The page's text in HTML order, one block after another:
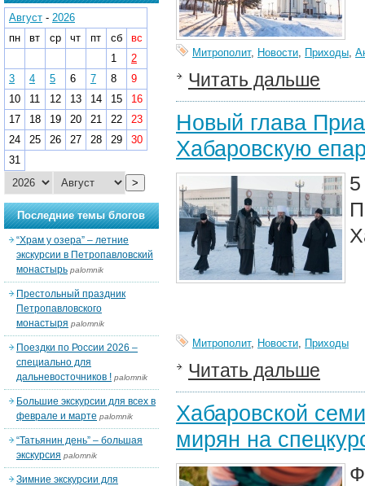
Митрополит, Новости, Приходы,
Читать дальше
Новый глава
Хабаровскую
Митрополит, Новости, Приходы
Читать дальше
Хабаровской
мирян на
Август - 2026
пн
вт ср чт пт сб
вс
1
2
3
4 5 6 7 8
9
10
11 12 13 14 15
16
17
18 19 20 21 22
23
24
25 26 27 28 29
30
31
>
Последние темы блогов
“Храм у озера” – летние
экскурсии в Петропавловский
монастырь palomnik
Престольный праздник
Петропавловского
монастыря palomnik
Поездки по России 2026 –
специально для
дальневосточников ! palomnik
Большие экскурсии для всех в
феврале и марте palomnik
“Татьянин день” – большая
экскурсия palomnik
Зимние экскурсии для